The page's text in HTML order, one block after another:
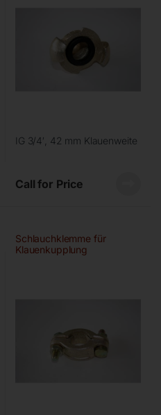
IG 3/4′, 42 mm Klauenweite
Call for Price
Schlauchklemme für
Klauenkupplung